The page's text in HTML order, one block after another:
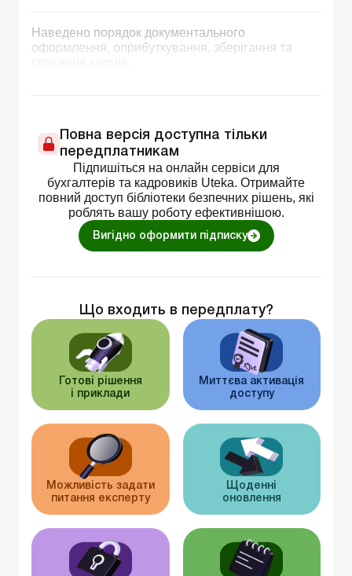
Наведено порядок документального
оформлення, оприбуткування, зберігання та
Повна версія доступна тільки
передплатникам
Підпишіться на онлайн сервіси для
бухгалтерів та кадровиків Uteka. Отримайте
повний доступ бібліотеки безпечних рішень, які
роблять вашу роботу ефективнішою.
Вигідно оформити підписку
Що входить в передплату?
Готові рішення
і приклади
Миттєва активація
доступу
Можливість задати
питання експерту
Щоденні
оновлення